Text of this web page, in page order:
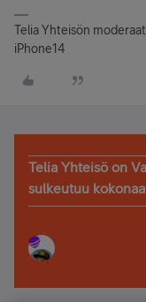
Telia Yhteisön
iPhone14
Telia Yhteisö on
sulkeutuu